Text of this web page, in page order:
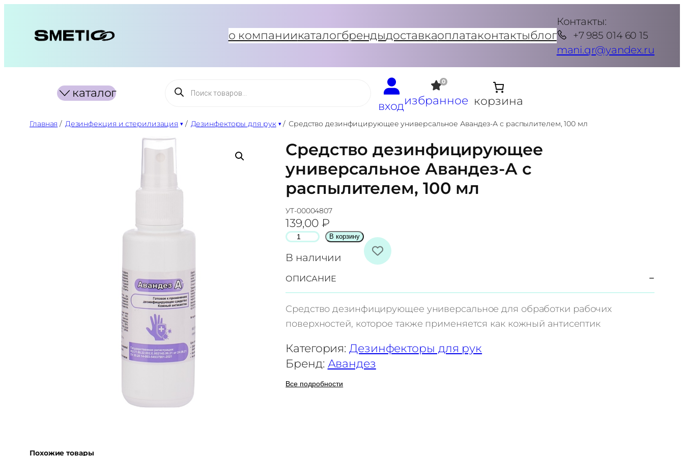
содержимому
о компаниикаталогбрендыдоставкаоплатаконтактыблог
Контакты:
+7 985 014 60 15
mani.qr@yandex.ru
каталог
Поиск
товаров
вход
0
избранное корзина
Главная / Дезинфекция и стерилизация / Дезинфекторы для рук / Средство дезинфицирующее универсальное Авандез-А с распылителем, 100 мл
Средство дезинфицирующее
универсальное Авандез-А с
распылителем, 100 мл
УТ-00004807
139,00 ₽
В наличии
К
о
и
е
с
т
в
т
В корзину
ОПИСАНИЕ −
Средство дезинфицирующее универсальное для обработки рабочих
поверхностей, которое также применяется как кожный антисептик
Категория:Дезинфекторы для рук
Бренд: Авандез
Все подробности
Похожие товары